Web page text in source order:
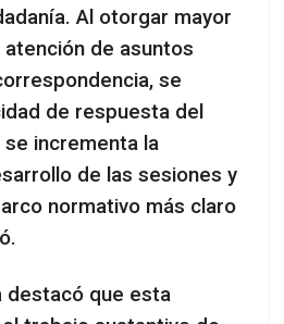
Al otorgar mayor
de asuntos
se
de respuesta del
incrementa la
de las sesiones y
normativo más claro
destacó que esta